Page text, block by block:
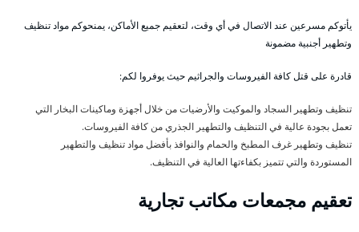
يأتوكم مسرعين عند الاتصال في أي وقت، لتعقيم جميع الأماكن، يمنحوكم مواد تنظيف
وتطهير أجنبية مضمونة
قادرة على قتل كافة الفيروسات والجراثيم حيث يوفروا لكم:
تنظيف وتطهير السجاد والموكيت والأرضيات من خلال أجهزة وماكينات البخار التي
تعمل بجودة عالية في التنظيف والتطهير الجذري من كافة الفيروسات.
تنظيف وتطهير غرف المطبخ والحمام والنوافذ بأفضل مواد تنظيف والتطهير
المستوردة والتي تتميز بكفاءتها العالية في التنظيف.
تعقيم مجمعات مكاتب تجارية